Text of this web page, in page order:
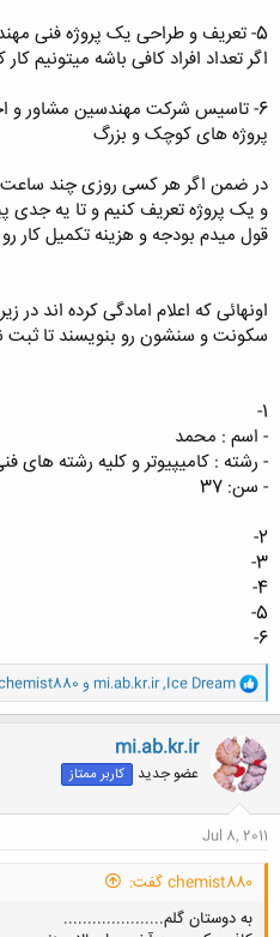
5- تعریف و طراحی یک پروژه فنی
اگر تعداد افراد کافی باشه میتونیم کار
6- تاسیس شرکت مهندسین مشاور و
پروژه های کوچک و بزرگ
در ضمن اگر هر کسی روزی چند ساعت
و یک پروژه تعریف کنیم و تا یه جدی
قول میدم بودجه و هزینه تکمیل کار
اونهائی که اعلام امادگی کرده اند
سکونت و سنشون رو بنویسند تا ثبت
1-
- اسم : محمد
- رشته : کامیپیوتر و کلیه رشته های
- سن: 37
2-
3-
4-
5-
6-
و
ا
ک
ن
ش
ه
ا
Ice Dream
,
mi.ab.kr.ir و
mi.ab.kr.ir
عضو جدید کاربر ممتاز
Jul 8, 2011
chemist880 گفت:
به دوستان گلم.....................